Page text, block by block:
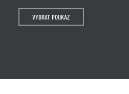
VYBRAT POUKAZ